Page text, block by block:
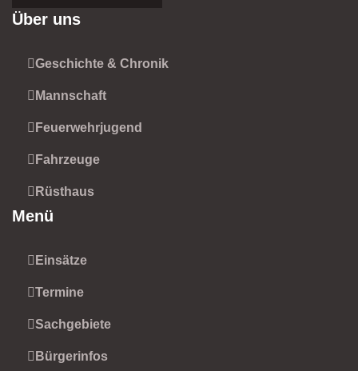
Über uns
Geschichte & Chronik
Mannschaft
Feuerwehrjugend
Fahrzeuge
Rüsthaus
Menü
Einsätze
Termine
Sachgebiete
Bürgerinfos